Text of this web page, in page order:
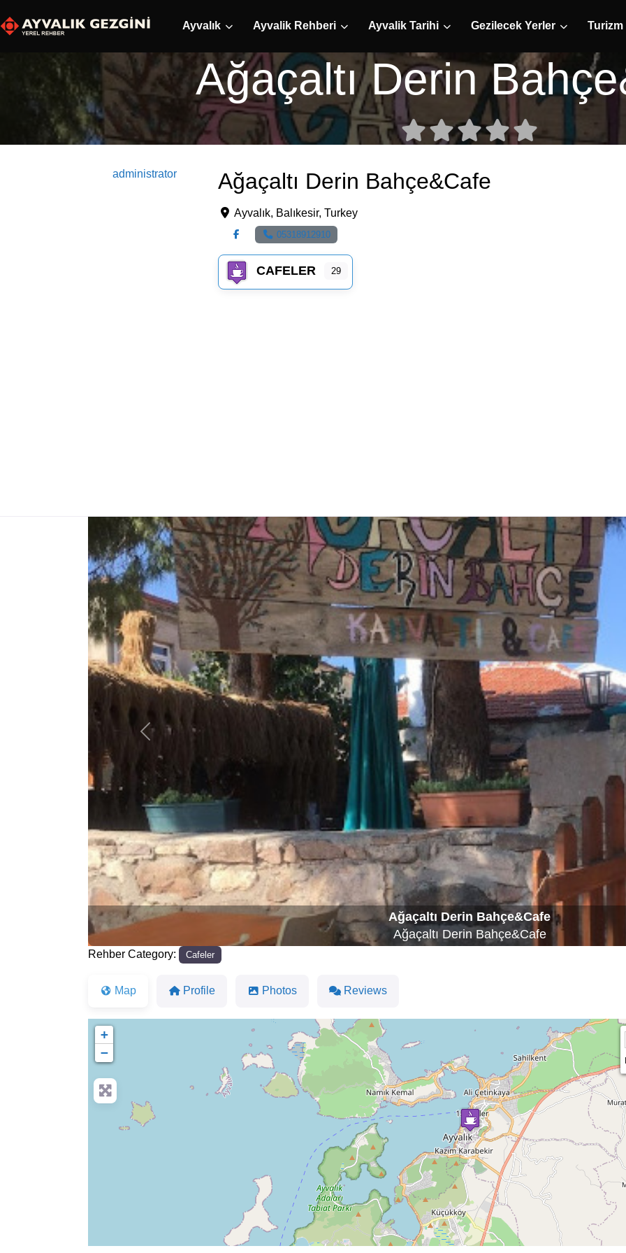
Ayvalık Ayvalik Rehberi Ayvalik Tarihi Gezilecek Yerler Turizm
Ağaçaltı Derin
administrator Ağaçaltı Derin Bahçe&Cafe
Ayvalık, Balıkesir, Turkey
05318912910
CAFELER 29
Ağaçaltı Derin Bahçe&Cafe
Ağaçaltı Derin Bahçe&Cafe
Previous
Rehber Category: Cafeler
Map Profile Photos Reviews
+
−